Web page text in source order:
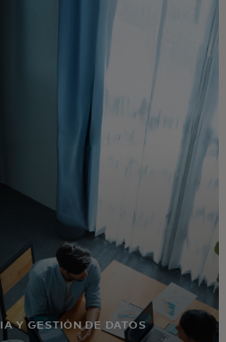
Y GESTIÓN DE DATOS